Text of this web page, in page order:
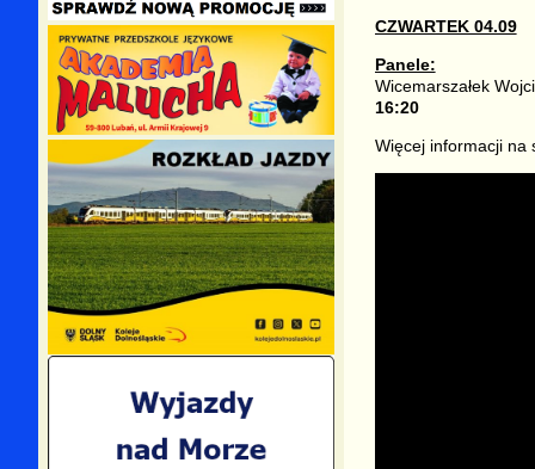
CZWARTEK 04.09
Panele:
Wicemarszałek
16:20
Więcej informacji na